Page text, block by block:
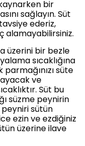
bir
sağlayın. Süt
ederiz,
alamayabilirsiniz.
üzerini bir bezle
sıcaklığına
süte
ve
Süt bu
süzme peynirin
peyniri sütün
ezin ve ezdiğiniz
üzerine ilave